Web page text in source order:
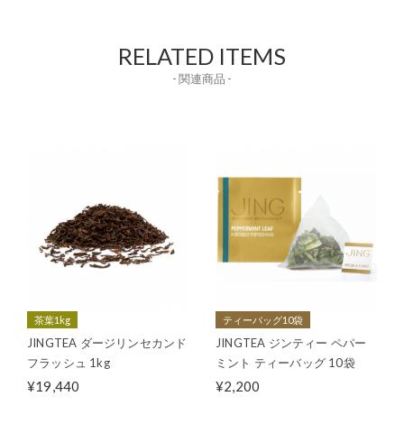
RELATED ITEMS
- 関連商品 -
茶葉1kg
JINGTEA ダージリンセカンド
フラッシュ 1kg
¥19,440
ティーバッグ10袋
JINGTEA ジンティー ペパー
ミント ティーバッグ 10袋
¥2,200